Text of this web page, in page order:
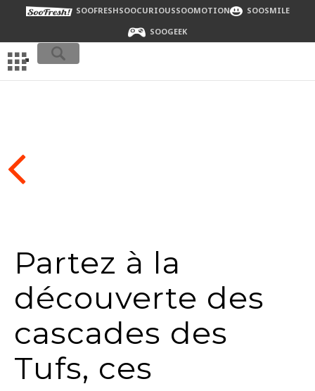
SOOFRESHSOOCURIOUSSOOMOTION
SOOSMILE
SOOGEEK
Partez à la
découverte des
cascades des
Tufs, ces